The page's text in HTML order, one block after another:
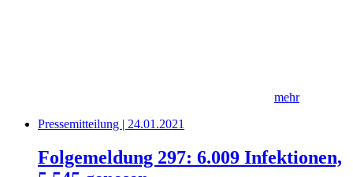
mehr
Pressemitteilung | 24.01.2021
Folgemeldung 297: 6.009 Infektionen,